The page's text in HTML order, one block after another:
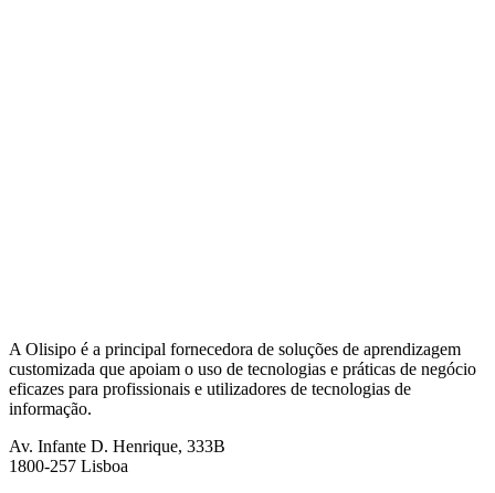
A Olisipo é a principal fornecedora de soluções de aprendizagem
customizada que apoiam o uso de tecnologias e práticas de negócio
eficazes para profissionais e utilizadores de tecnologias de
informação.
Av. Infante D. Henrique, 333B
1800-257 Lisboa